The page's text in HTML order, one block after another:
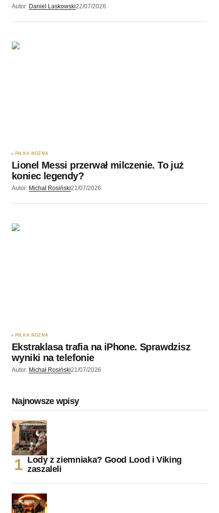
Autor: Daniel Laskowski22/07/2026
PIŁKA NOŻNA
Lionel Messi przerwał milczenie. To już
koniec legendy?
Autor: Michał Rosiński21/07/2026
PIŁKA NOŻNA
Ekstraklasa trafia na iPhone. Sprawdzisz
wyniki na telefonie
Autor: Michał Rosiński21/07/2026
Najnowsze wpisy
Lody z ziemniaka? Good Lood i Viking
zaszaleli